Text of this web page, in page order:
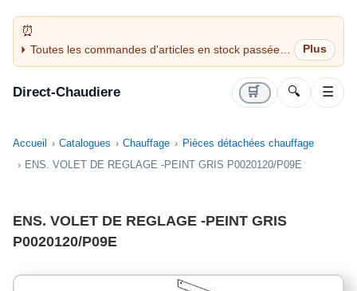
Toutes les commandes d'articles en stock passées
avant 14H sont expédiées le jour même (jours
Direct-Chaudiere 🛒 🔍 ☰
Accueil Catalogues Chauffage
Pièces détachées chauffage
ENS. VOLET DE REGLAGE -PEINT GRIS P0020120/P09E
ENS. VOLET DE REGLAGE -PEINT GRIS
P0020120/P09E